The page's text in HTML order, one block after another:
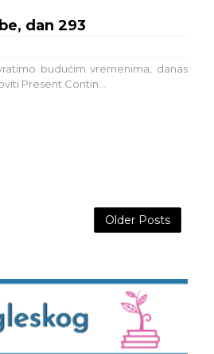
dan 293
budućim vremenima, danas
Present Contin...
Older Posts